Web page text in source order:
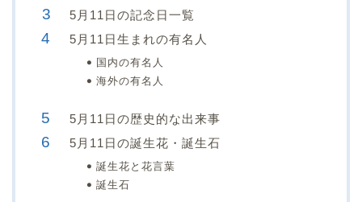
5月11日の記念日一覧
5月11日生まれの有名人
国内の有名人
海外の有名人
5月11日の歴史的な出来事
5月11日の誕生花・誕生石
誕生花と花言葉
誕生石